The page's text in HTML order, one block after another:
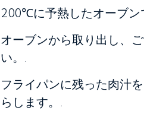
200℃に予熱したオーブン
オーブンから取り出し、
い。.
フライパンに残った肉汁
らします。.